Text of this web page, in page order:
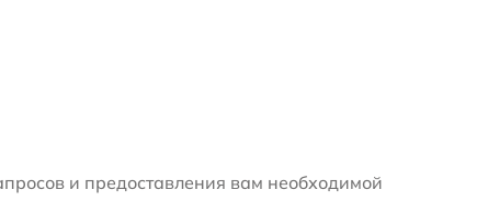
и предоставления вам необходимой